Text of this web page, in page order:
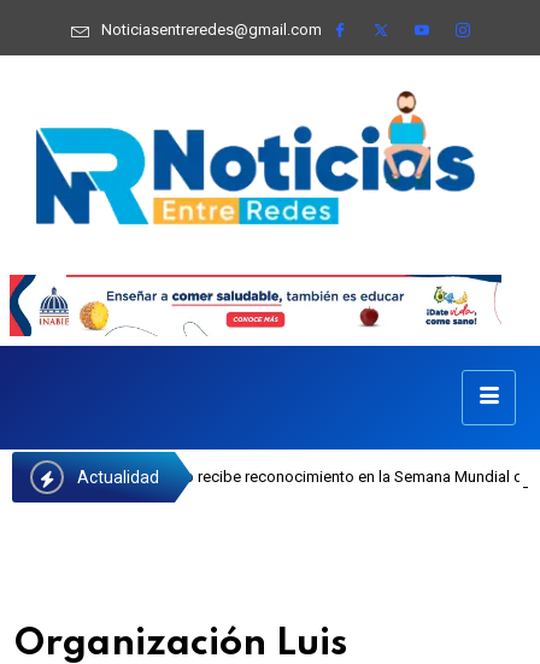
Noticiasentreredes@gmail.com
Actualidad
Castillo recibe reconocimiento en la Semana Mundial de la Lactancia
Organización Luis